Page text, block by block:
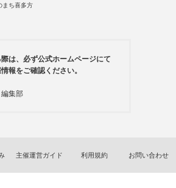
まち喜多方
は、必ず公式ホームページにて
報をご確認ください。
編集部
主催運営ガイド 利用規約 お問い合わせ